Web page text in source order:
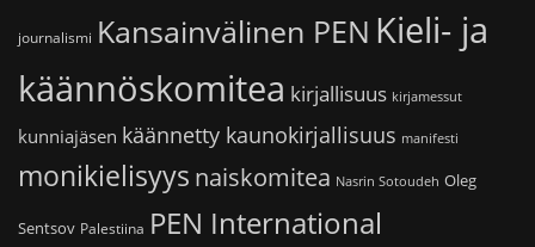
journalismi Kansainvälinen PEN Kieli- ja
käännöskomitea kirjallisuus kirjamessut
kunniajäsen käännetty kaunokirjallisuus manifesti
monikielisyys naiskomitea Nasrin Sotoudeh Oleg
Sentsov Palestiina PEN International